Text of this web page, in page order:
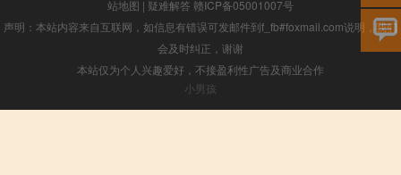
站地图 | 疑难解答 赣ICP备05001007号
声明：本站内容来自互联网，如信息有错误可发邮件到f_fb#foxmail.com说明，我们
会及时纠正，谢谢
本站仅为个人兴趣爱好，不接盈利性广告及商业合作
小男孩